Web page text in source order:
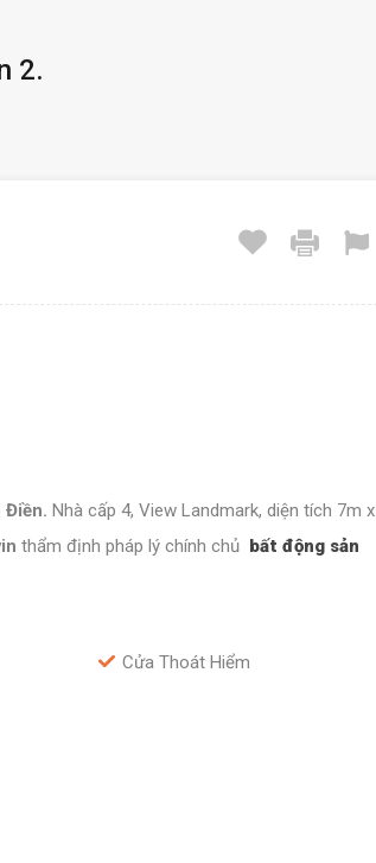
2.
Điền. Nhà cấp 4, View Landmark, diện tích 7m x
thẩm định pháp lý chính chủ bất động sản
Cửa Thoát Hiểm